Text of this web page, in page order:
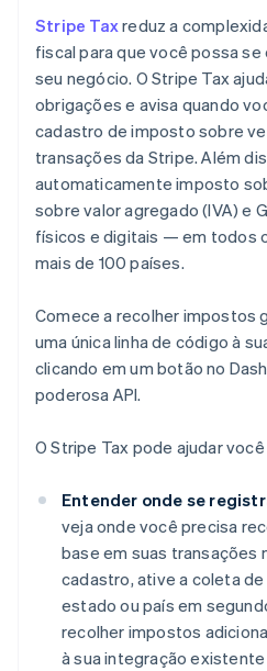
Stripe Taxreduz a
fiscal para que você possa
seu negócio. O Stripe Tax
obrigações e avisa quando
cadastro de imposto sobre
transações da Stripe. Além
automaticamente imposto
sobre valor agregado (IVA) e
físicos e digitais — em todos
mais de 100 países.
Comece a recolher impostos
uma única linha de código à
clicando em um botão no
poderosa API.
O Stripe Tax pode ajudar você
Entender onde se
veja onde você precisa
base em suas transações
cadastro, ative a coleta
estado ou país em
recolher impostos
à sua integração